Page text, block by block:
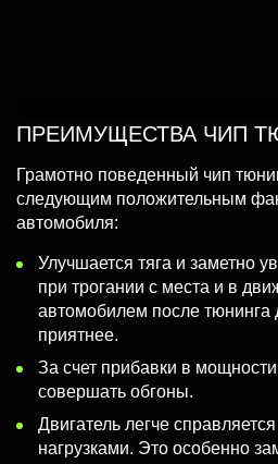
ПРЕИМУЩЕСТВА ЧИП
Грамотно поведенный чип
следующим положительным
автомобиля:
Улучшается тяга и заметно
при трогании с места и в
автомобилем после тюнинга
приятнее.
За счет прибавки в
совершать обгоны.
Двигатель легче
нагрузками. Это особенно